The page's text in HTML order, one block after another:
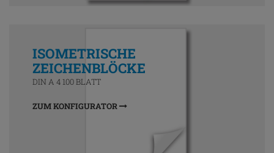
ISOMETRISCHE
ZEICHENBLÖCKE
DIN A 4 100 BLATT
ZUM KONFIGURATOR